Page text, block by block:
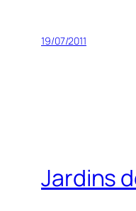
19/07/2011
Jardins